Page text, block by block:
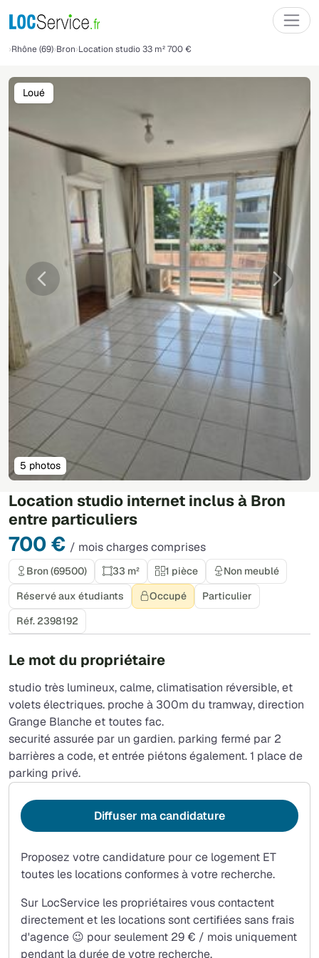
Rhône (69) Bron Location studio 33 m² 700 €
Location studio internet inclus à Bron
entre particuliers
700 € / mois charges comprises
Précédente
5 photos
Loué
Bron (69500) 33 m² 1 pièce
Non meublé
Réservé aux étudiants
Occupé
Particulier
Réf. 2398192
Le mot du propriétaire
studio très lumineux, calme, climatisation réversible, et
volets électriques. proche à 300m du tramway, direction
Grange Blanche et toutes fac.
securité assurée par un gardien. parking fermé par 2
barrières a code, et entrée piétons également. 1 place de
parking privé.
Proposez votre candidature pour ce logement ET
toutes les locations conformes à votre recherche.
Sur LocService les propriétaires vous contactent
directement et les locations sont certifiées sans frais
d'agence 😉 pour seulement 29 € / mois uniquement
pendant la durée de votre recherche.
Diffuser ma candidature